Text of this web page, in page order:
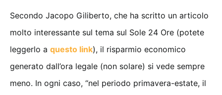
Secondo Jacopo Giliberto, che ha scritto un articolo
molto interessante sul tema sul Sole 24 Ore (potete
leggerlo a questo link), il risparmio economico
generato dall’ora legale (non solare) si vede sempre
meno. In ogni caso, “nel periodo primavera-estate, il